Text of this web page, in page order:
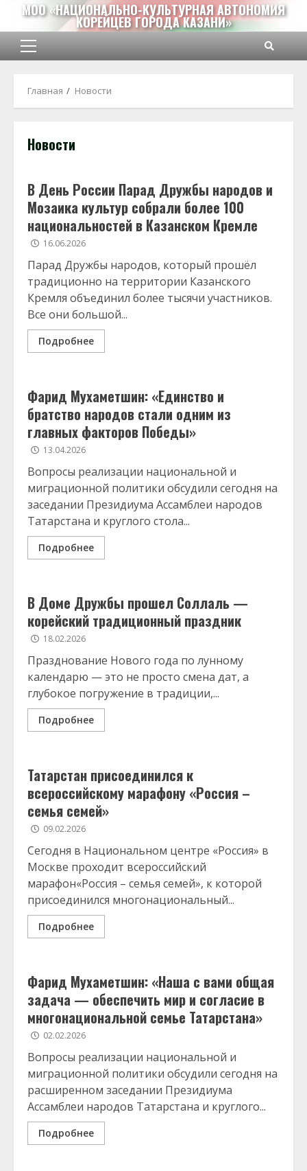
Перейти
содержимому
МОО «НАЦИОНАЛЬНО-КУЛЬТУРНАЯ АВТОНОМИЯ
КОРЕЙЦЕВ ГОРОДА КАЗАНИ»
Основное
Главная Новости
Новости
В День России Парад Дружбы народов и
Мозаика культур собрали более 100
национальностей в Казанском Кремле
16.06.2026
Парад Дружбы народов, который прошёл
традиционно на территории Казанского
Кремля объединил более тысячи участников.
Все они большой...
Подробнее
Фарид Мухаметшин: «Единство и
братство народов стали одним из
главных факторов Победы»
13.04.2026
Вопросы реализации национальной и
миграционной политики обсудили сегодня на
заседании Президиума Ассамблеи народов
Татарстана и круглого стола...
Подробнее
В Доме Дружбы прошел Соллаль —
корейский традиционный праздник
18.02.2026
Празднование Нового года по лунному
календарю — это не просто смена дат, а
глубокое погружение в традиции,...
Подробнее
Татарстан присоединился к
всероссийскому марафону «Россия –
семья семей»
09.02.2026
Сегодня в Национальном центре «Россия» в
Москве проходит всероссийский
марафон«Россия – семья семей», к которой
присоединился многонациональный...
Подробнее
Фарид Мухаметшин: «Наша с вами общая
задача — обеспечить мир и согласие в
многонациональной семье Татарстана»
02.02.2026
Вопросы реализации национальной и
миграционной политики обсудили сегодня на
расширенном заседании Президиума
Ассамблеи народов Татарстана и круглого...
Подробнее